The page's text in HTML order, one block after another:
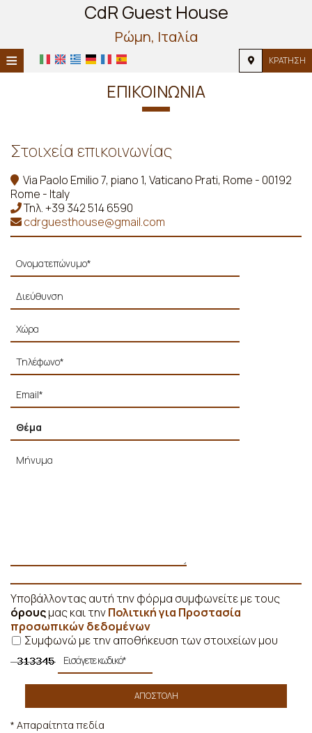
CdR Guest House
Ρώμη, Ιταλία
≡ ΚΡΆΤΗΣΗ
HOME
ΤΟΠΟΘΕΣΊΑ
ΔΙΑΜΟΝΉ
ΠΑΡΟΧΈΣ
ΦΩΤΟΓΡΑΦΊΕΣ
ΖΉΤΗΣΗ
ΕΠΙΚΟΙΝΩΝΊΑ
Στοιχεία επικοινωνίας
Via Paolo Emilio 7, piano 1, Vaticano Prati, Rome - 00192
Rome - Italy
Τηλ.+39 342 514 6590
cdrguesthouse@gmail.com
Υποβάλλοντας αυτή την φόρμα συμφωνείτε με τους
όρουςμας και τηνΠολιτική για Προστασία
προσωπικών δεδομένων
Συμφωνώ με την αποθήκευση των στοιχείων μου
ΑΠΟΣΤΟΛΉ
* Απαραίτητα πεδία